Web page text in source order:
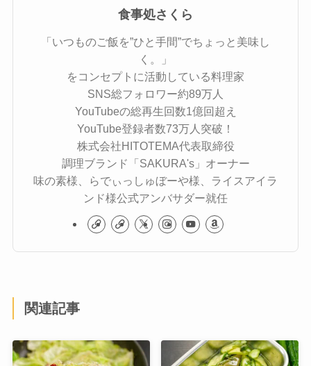
食事処さくら
「いつものご飯を”ひと手間”でちょっと美味し
く。」
をコンセプトに活動している料理家
SNS総フォロワー約89万人
YouTubeの総再生回数1億回超え
YouTube登録者数73万人突破！
株式会社HITOTEMA代表取締役
調理ブランド「SAKURA's」オーナー
味の素様、らでぃっしゅぼーや様、ライスアイラ
ンド様公式アンバサダー就任
関連記事